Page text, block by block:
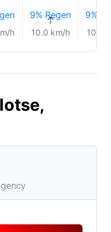
h
9% Regen
↑
10.0 km/h
9%
10.0